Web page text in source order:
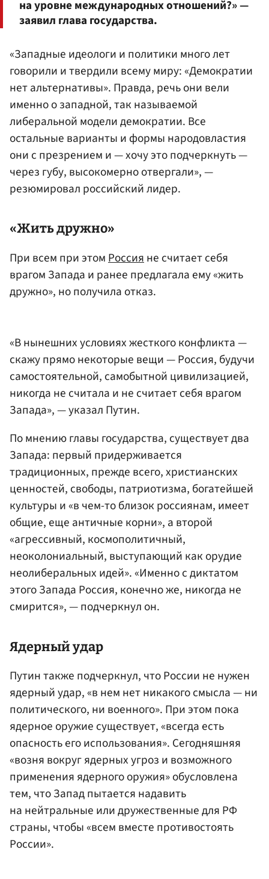
на уровне международных отношений?» —
заявил глава государства.
«Западные идеологи и политики много лет
говорили и твердили всему миру: «Демократии
нет альтернативы». Правда, речь они вели
именно о западной, так называемой
либеральной модели демократии. Все
остальные варианты и формы народовластия
они с презрением и — хочу это подчеркнуть —
через губу, высокомерно отвергали», —
резюмировал российский лидер.
«Жить дружно»
При всем при этом Россия не считает себя
врагом Запада и ранее предлагала ему «жить
дружно», но получила отказ.
«В нынешних условиях жесткого конфликта —
скажу прямо некоторые вещи — Россия, будучи
самостоятельной, самобытной цивилизацией,
никогда не считала и не считает себя врагом
Запада», — указал Путин.
По мнению главы государства, существует два
Запада: первый придерживается
традиционных, прежде всего, христианских
ценностей, свободы, патриотизма, богатейшей
культуры и «в чем-то близок россиянам, имеет
общие, еще античные корни», а второй
«агрессивный, космополитичный,
неоколониальный, выступающий как орудие
неолиберальных идей». «Именно с диктатом
этого Запада Россия, конечно же, никогда не
смирится», — подчеркнул он.
Ядерный удар
Путин также подчеркнул, что России не нужен
ядерный удар, «в нем нет никакого смысла — ни
политического, ни военного». При этом пока
ядерное оружие существует, «всегда есть
опасность его использования». Сегодняшняя
«возня вокруг ядерных угроз и возможного
применения ядерного оружия» обусловлена
тем, что Запад пытается надавить
на нейтральные или дружественные для РФ
страны, чтобы «всем вместе противостоять
России».